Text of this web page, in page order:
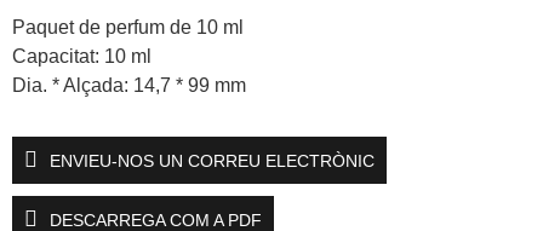
Paquet de perfum de 10 ml
Capacitat: 10 ml
Dia. * Alçada: 14,7 * 99 mm
ENVIEU-NOS UN CORREU ELECTRÒNIC
DESCARREGA COM A PDF